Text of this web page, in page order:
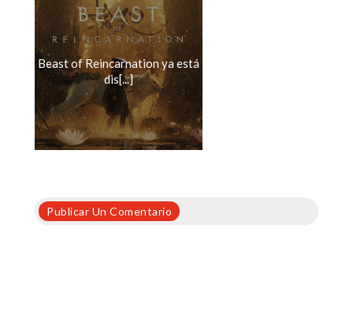
Beast of Reincarnation ya está
dis[...]
Publicar Un Comentario